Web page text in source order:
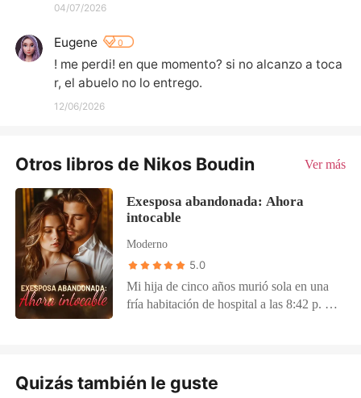
04/07/2026
Eugene 0
! me perdi! en que momento? si no alcanzo a toca
r, el abuelo no lo entrego.
12/06/2026
Otros libros de Nikos Boudin Ver más
Exesposa abandonada: Ahora
intocable
Moderno
5.0
Mi hija de cinco años murió sola en una
fría habitación de hospital a las 8:42 p. m.
jugar a la familia feliz con su amante y
nuestro hijo favorito. Cuando llegué a
Quizás también le guste